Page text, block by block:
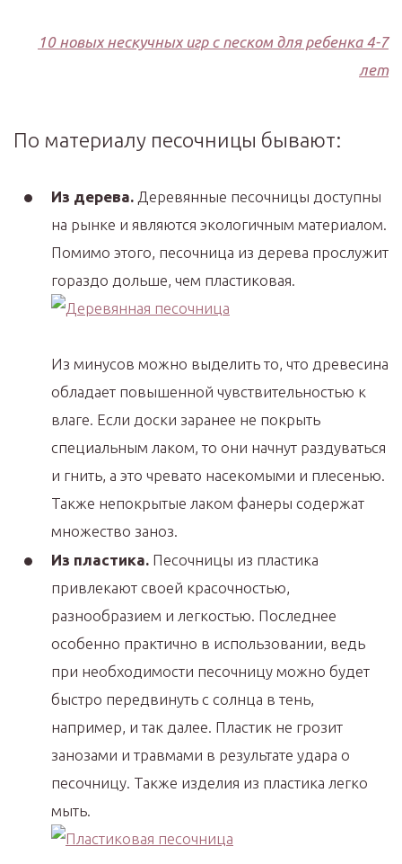
10 новых нескучных игр с песком для ребенка 4-7
лет
По материалу песочницы бывают:
Из дерева. Деревянные песочницы доступны
на рынке и являются экологичным материалом.
Помимо этого, песочница из дерева прослужит
гораздо дольше, чем пластиковая.
Из минусов можно выделить то, что древесина
обладает повышенной чувствительностью к
влаге. Если доски заранее не покрыть
специальным лаком, то они начнут раздуваться
и гнить, а это чревато насекомыми и плесенью.
Также непокрытые лаком фанеры содержат
множество заноз.
Из пластика. Песочницы из пластика
привлекают своей красочностью,
разнообразием и легкостью. Последнее
особенно практично в использовании, ведь
при необходимости песочницу можно будет
быстро передвинуть с солнца в тень,
например, и так далее. Пластик не грозит
занозами и травмами в результате удара о
песочницу. Также изделия из пластика легко
мыть.